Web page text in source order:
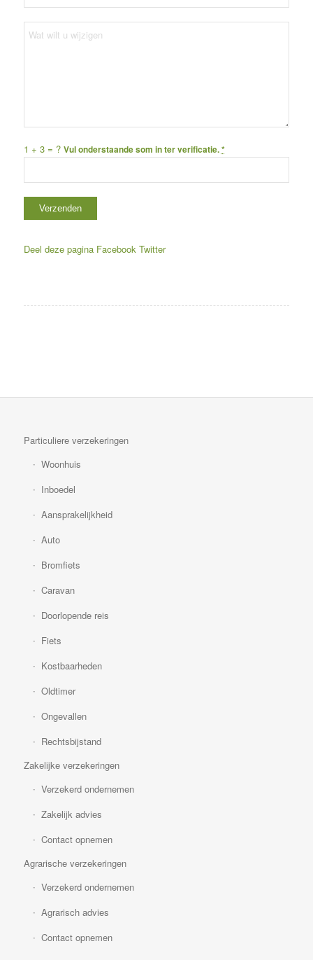
1 + 3 = ? Vul onderstaande som in ter verificatie.*
Deel deze pagina Facebook Twitter
Particuliere verzekeringen
Woonhuis
Inboedel
Aansprakelijkheid
Auto
Bromfiets
Caravan
Doorlopende reis
Fiets
Kostbaarheden
Oldtimer
Ongevallen
Rechtsbijstand
Zakelijke verzekeringen
Verzekerd ondernemen
Zakelijk advies
Contact opnemen
Agrarische verzekeringen
Verzekerd ondernemen
Agrarisch advies
Contact opnemen